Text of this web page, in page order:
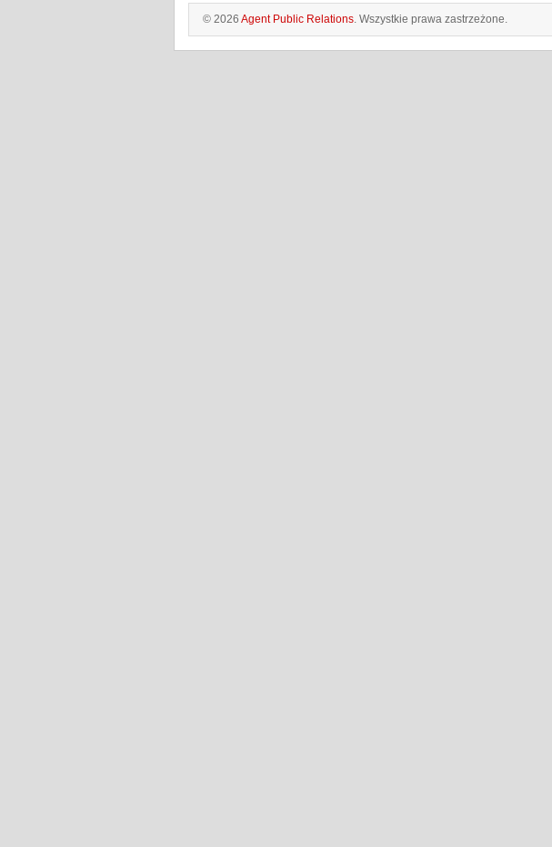
© 2026 Agent Public Relations. Wszystkie prawa zastrzeżone.